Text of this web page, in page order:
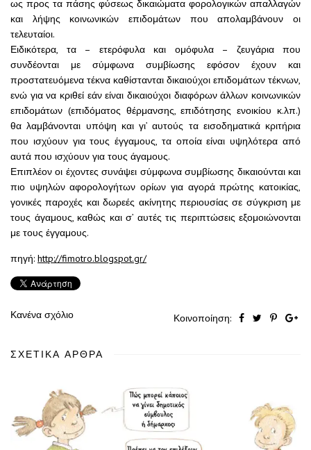
ως προς τα πάσης φύσεως δικαιώματα φορολογικών απαλλαγών
και λήψης κοινωνικών επιδομάτων που απολαμβάνουν οι
τελευταίοι.
Ειδικότερα, τα – ετερόφυλα και ομόφυλα – ζευγάρια που
συνδέονται με σύμφωνα συμβίωσης εφόσον έχουν και
προστατευόμενα τέκνα καθίστανται δικαιούχοι επιδομάτων τέκνων,
ενώ για να κριθεί εάν είναι δικαιούχοι διαφόρων άλλων κοινωνικών
επιδομάτων (επιδόματος θέρμανσης, επιδότησης ενοικίου κ.λπ.)
θα λαμβάνονται υπόψη και γι’ αυτούς τα εισοδηματικά κριτήρια
που ισχύουν για τους έγγαμους, τα οποία είναι υψηλότερα από
αυτά που ισχύουν για τους άγαμους.
Επιπλέον οι έχοντες συνάψει σύμφωνα συμβίωσης δικαιούνται και
πιο υψηλών αφορολογήτων ορίων για αγορά πρώτης κατοικίας,
γονικές παροχές και δωρεές ακίνητης περιουσίας σε σύγκριση με
τους άγαμους, καθώς και σ’ αυτές τις περιπτώσεις εξομοιώνονται
με τους έγγαμους.
πηγή: http://fimotro.blogspot.gr/
Κανένα σχόλιο Κοινοποίηση:
ΣΧΕΤΙΚΆ ΆΡΘΡΑ